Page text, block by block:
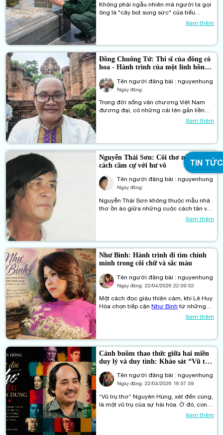
TIN TỨC
Không phải ngẫu nhiên mà người ta gọi
ông là "cây bút sung sức" của tiểu
thuyết lịch sử. Hơn ba mươi năm viết,
hơn ba mươi đầu sách, từ một binh nhì
Tạp chí Văn nghệ Quân đội – Phùng Văn
Khai vẫn giữ cái cách nói thẳng, viết
thật.
Xem thêm
Đồng Chuông Tử: Thi sĩ của đồng cỏ
hoa - Hành trình của một linh hồn
Tên người đăng bài : nguyenhung
Ngày đăng:
Trong đời sống văn chương Việt Nam
đương đại, có những cái tên gắn liền
với bản ngã sáng tạo đến nỗi mỗi khi
thăng trầm, ngang trái và cả một nghị
lực phi thường. Đồng Chuông Tử - thi sĩ
người Chăm với tên khai sinh là Nguyễn
Quốc Huy - là một trường hợp như thế.
Xem thêm
Nguyễn Thái Sơn: Cõi thơ như một
cách cầm cự với hư vô
Tên người đăng bài : nguyenhung
Ngày đăng:
Nguyễn Thái Sơn không thuộc mẫu nhà
thơ ồn ào giữa những cuộc cách tân và
tranh biện thi đàn. Ông lặng lẽ đi con
đường riêng của mình — như một
ký ức chiến tranh, những ám ảnh về cái
chết, sự tri ân và khát vọng để lại cho
đời “một câu thơ thôi”.
Xem thêm
Như Bình: Hành trình đi tìm chính
mình trong cõi chữ và sắc màu
Tên người đăng bài : nguyenhung
Ngày đăng:22/04/2026 22:09:52
Một cách đọc giàu thiện cảm, khi Lê Huy
Hòa chọn tiếp cậnNhư Bình từ những
lát cắt trong hành trình sáng tạo, từ văn
ra, đủ để gợi mở thêm những suy ngẫm
về một giọng điệu nữ đang lặng lẽ đi tìm
chính mình. Cánh buồm thao thức trân
trọng giới thiệu bài viết.
Xem thêm
Cánh buồm thao thức giữa hai miền
duy lý và duy tình: Khảo sát “Vũ trụ
Tên người đăng bài : nguyenhung
Ngày đăng:22/04/2026 16:57:39
“Vũ trụ thơ” Nguyên Hùng, xét đến cùng,
là một vũ trụ của sự hài hòa. Ở đó, con
người không bị xé lẻ giữa lý trí và con
tim; ở đó, nhà khoa học và thi sĩ cùng
Xem thêm